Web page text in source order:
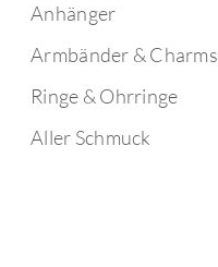
Anhänger
Armbänder & Charms
Ringe & Ohrringe
Aller Schmuck